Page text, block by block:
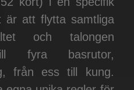
är att flytta samtliga
och talongen
fyra basrutor,
från ess till kung.